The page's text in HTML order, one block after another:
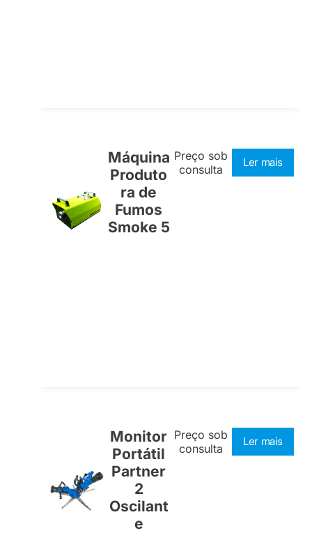
Máquina
Produto
ra de
Fumos
Smoke 5
Preço sob
consulta
Ler mais
Monitor
Portátil
Partner
2
Oscilant
e
Preço sob
consulta
Ler mais